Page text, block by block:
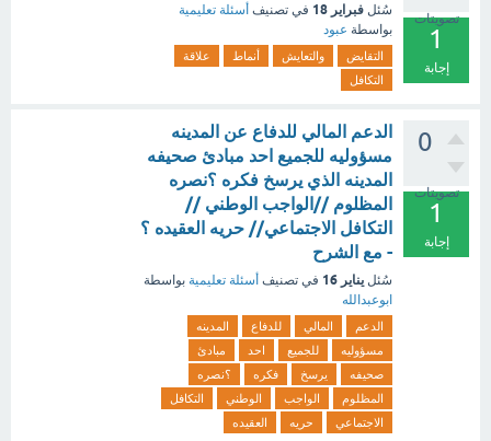
تصويتات
1
إجابة
سُئل فبراير 18 في تصنيف أسئلة تعليمية
بواسطة عبود
التقايض والتعايش أنماط
علاقة
التكافل
0
تصويتات
1
إجابة
الدعم المالي للدفاع عن المدينه
مسؤوليه للجميع احد مبادئ صحيفه
المدينه الذي يرسخ فكره ؟نصره
المظلوم //الواجب الوطني //
التكافل الاجتماعي// حريه العقيده ؟
- مع الشرح
سُئل يناير 16 في تصنيف أسئلة تعليمية بواسطة
ابوعبدالله
الدعم المالي للدفاع
المدينه
مسؤوليه
للجميع احد
مبادئ
صحيفه
يرسخ فكره
؟نصره
المظلوم
الواجب الوطني
التكافل
الاجتماعي
حريه العقيده